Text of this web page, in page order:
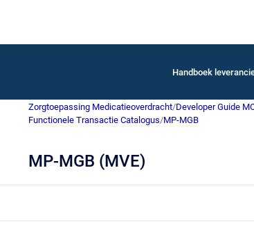
Handboek
Zorgtoepassing Medicatieoverdracht/Developer Guide
Functionele Transactie Catalogus/MP-MGB
MP-MGB (MVE)